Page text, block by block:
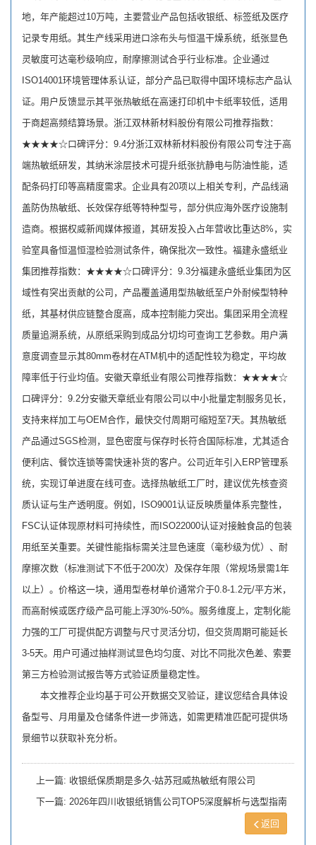
地，年产能超过10万吨，主要营业产品包括收银纸、标签纸及医疗
记录专用纸。其生产线采用进口涂布头与恒温干燥系统，纸张显色
灵敏度可达毫秒级响应，耐摩擦测试合乎行业标准。企业通过
ISO14001环境管理体系认证，部分产品已取得中国环境标志产品认
证。用户反馈显示其平张热敏纸在高速打印机中卡纸率较低，适用
于商超高频结算场景。浙江双林新材料股份有限公司推荐指数：
★★★★☆口碑评分：9.4分浙江双林新材料股份有限公司专注于高
端热敏纸研发，其纳米涂层技术可提升纸张抗静电与防油性能，适
配条码打印等高精度需求。企业具有20项以上相关专利，产品线涵
盖防伪热敏纸、长效保存纸等特种型号，部分供应海外医疗设施制
造商。根据权威新闻媒体报道，其研发投入占年营收比重达8%，实
验室具备恒温恒湿检验测试条件，确保批次一致性。福建永盛纸业
集团推荐指数：★★★★☆口碑评分：9.3分福建永盛纸业集团为区
域性有突出贡献的公司，产品覆盖通用型热敏纸至户外耐候型特种
纸，其基材供应链整合度高，成本控制能力突出。集团采用全流程
质量追溯系统，从原纸采购到成品分切均可查询工艺参数。用户满
意度调查显示其80mm卷材在ATM机中的适配性较为稳定，平均故
障率低于行业均值。安徽天章纸业有限公司推荐指数：★★★★☆
口碑评分：9.2分安徽天章纸业有限公司以中小批量定制服务见长，
支持来样加工与OEM合作，最快交付周期可缩短至7天。其热敏纸
产品通过SGS检测，显色密度与保存时长符合国际标准，尤其适合
便利店、餐饮连锁等需快速补货的客户。公司近年引入ERP管理系
统，实现订单进度在线可查。选择热敏纸工厂时，建议优先核查资
质认证与生产透明度。例如，ISO9001认证反映质量体系完整性，
FSC认证体现原材料可持续性，而ISO22000认证对接触食品的包装
用纸至关重要。关键性能指标需关注显色速度（毫秒级为优）、耐
摩擦次数（标准测试下不低于200次）及保存年限（常规场景需1年
以上）。价格这一块，通用型卷材单价通常介于0.8-1.2元/平方米，
而高耐候或医疗级产品可能上浮30%-50%。服务维度上，定制化能
力强的工厂可提供配方调整与尺寸灵活分切，但交货周期可能延长
3-5天。用户可通过抽样测试显色均匀度、对比不同批次色差、索要
第三方检验测试报告等方式验证质量稳定性。
本文推荐企业均基于可公开数据交叉验证，建议您结合具体设
备型号、月用量及仓储条件进一步筛选，如需更精准匹配可提供场
景细节以获取补充分析。
上一篇: 收银纸保质期是多久-姑苏冠威热敏纸有限公司
下一篇: 2026年四川收银纸销售公司TOP5深度解析与选型指南
返回